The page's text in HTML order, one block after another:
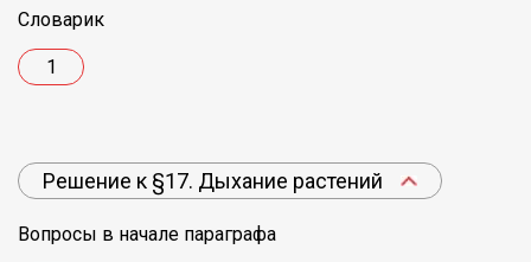
Словарик
1
Решение к §17. Дыхание растений
Вопросы в начале параграфа